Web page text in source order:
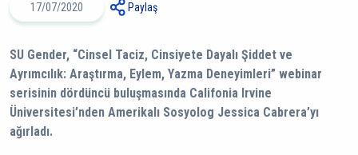
17/07/2020 Paylaş
SU Gender, “Cinsel Taciz, Cinsiyete Dayalı Şiddet ve
Ayrımcılık: Araştırma, Eylem, Yazma Deneyimleri” webinar
serisinin dördüncü buluşmasında Califonia Irvine
Üniversitesi’nden Amerikalı Sosyolog Jessica Cabrera’yı
ağırladı.